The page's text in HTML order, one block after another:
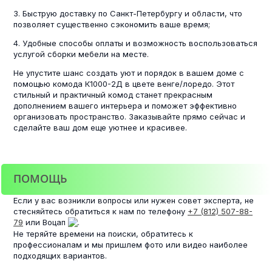
3. Быструю доставку по Санкт-Петербургу и области, что
позволяет существенно сэкономить ваше время;
4. Удобные способы оплаты и возможность воспользоваться
услугой сборки мебели на месте.
Не упустите шанс создать уют и порядок в вашем доме с
помощью комода К1000-2Д в цвете венге/лоредо. Этот
стильный и практичный комод станет прекрасным
дополнением вашего интерьера и поможет эффективно
организовать пространство. Заказывайте прямо сейчас и
сделайте ваш дом еще уютнее и красивее.
ПОМОЩЬ
Если у вас возникли вопросы или нужен совет эксперта, не
стесняйтесь обратиться к нам по телефону +7 (812) 507-88-
79 или Воцап
.
Не теряйте времени на поиски, обратитесь к
профессионалам и мы пришлем фото или видео наиболее
подходящих вариантов.